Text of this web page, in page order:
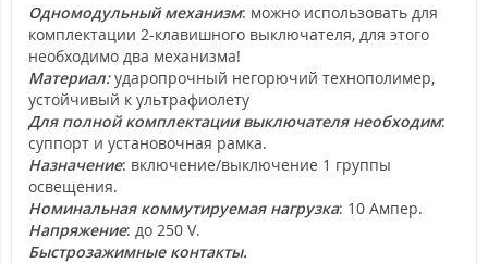
Одномодульный механизм: можно использовать для
комплектации 2-клавишного выключателя, для этого
необходимо два механизма!
Материал:ударопрочный негорючий технополимер,
устойчивый к ультрафиолету
Для полной комплектации выключателя необходим:
суппорт и установочная рамка.
Назначение: включение/выключение 1 группы
освещения.
Номинальная коммутируемая нагрузка: 10 Ампер.
Напряжение: до 250 V.
Быстрозажимные контакты.